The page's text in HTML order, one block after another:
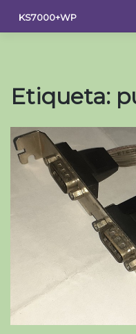
contenido
KS7000+WP
Etiqueta: